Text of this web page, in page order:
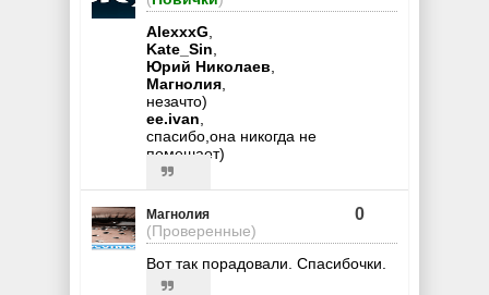
AlexxxG,
Kate_Sin,
Юрий Николаев,
Магнолия,
незачто)
ee.ivan,
спасибо,она никогда не
помешает)
Магнолия
(Проверенные)
0
Вот так порадовали. Спасибочки.